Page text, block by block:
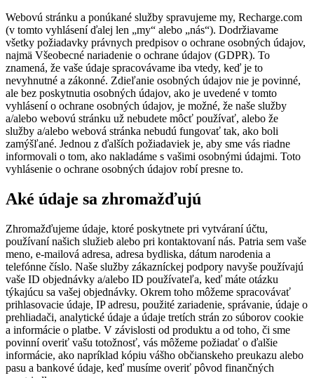
Webovú stránku a ponúkané služby spravujeme my, Recharge.com
(v tomto vyhlásení ďalej len „my“ alebo „nás“). Dodržiavame
všetky požiadavky právnych predpisov o ochrane osobných údajov,
najmä Všeobecné nariadenie o ochrane údajov (GDPR). To
znamená, že vaše údaje spracovávame iba vtedy, keď je to
nevyhnutné a zákonné. Zdieľanie osobných údajov nie je povinné,
ale bez poskytnutia osobných údajov, ako je uvedené v tomto
vyhlásení o ochrane osobných údajov, je možné, že naše služby
a/alebo webovú stránku už nebudete môcť používať, alebo že
služby a/alebo webová stránka nebudú fungovať tak, ako boli
zamýšľané. Jednou z ďalších požiadaviek je, aby sme vás riadne
informovali o tom, ako nakladáme s vašimi osobnými údajmi. Toto
vyhlásenie o ochrane osobných údajov robí presne to.
Aké údaje sa zhromažďujú
Zhromažďujeme údaje, ktoré poskytnete pri vytváraní účtu,
používaní našich služieb alebo pri kontaktovaní nás. Patria sem vaše
meno, e-mailová adresa, adresa bydliska, dátum narodenia a
telefónne číslo. Naše služby zákazníckej podpory navyše používajú
vaše ID objednávky a/alebo ID používateľa, keď máte otázku
týkajúcu sa vašej objednávky. Okrem toho môžeme spracovávať
prihlasovacie údaje, IP adresu, použité zariadenie, správanie, údaje o
prehliadači, analytické údaje a údaje tretích strán zo súborov cookie
a informácie o platbe. V závislosti od produktu a od toho, či sme
povinní overiť vašu totožnosť, vás môžeme požiadať o ďalšie
informácie, ako napríklad kópiu vášho občianskeho preukazu alebo
pasu a bankové údaje, keď musíme overiť pôvod finančných